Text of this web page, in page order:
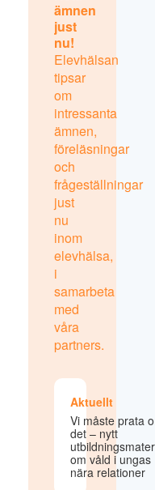
ämnen
just
nu!
Elevhälsan
tipsar
om
intressanta
ämnen,
föreläsningar
och
frågeställningar
just
nu
inom
elevhälsa,
i
samarbeta
med
våra
partners.
Aktuellt
Vi måste prata
det – nytt
om våld i ungas
nära relationer